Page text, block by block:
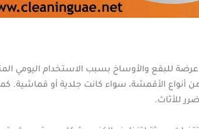
للبقع والأوساخ بسبب الاستخدام اليومي
الأقمشة، سواء كانت جلدية أو قماشية.
للأثاث.